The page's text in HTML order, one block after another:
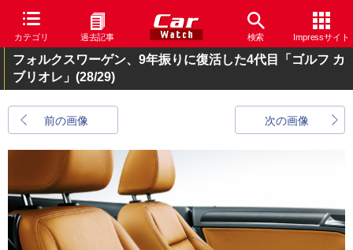
カテゴリ 過去記事 検索 Impressサイト
フォルクスワーゲン、9年振りに復活した4代目「ゴルフ カ
ブリオレ」 (28/29)
前の画像 次の画像